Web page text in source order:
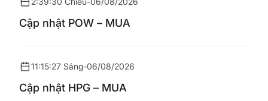
Cập nhật POW – MUA
11:15:27 Sáng-06/08/2026
Cập nhật HPG – MUA